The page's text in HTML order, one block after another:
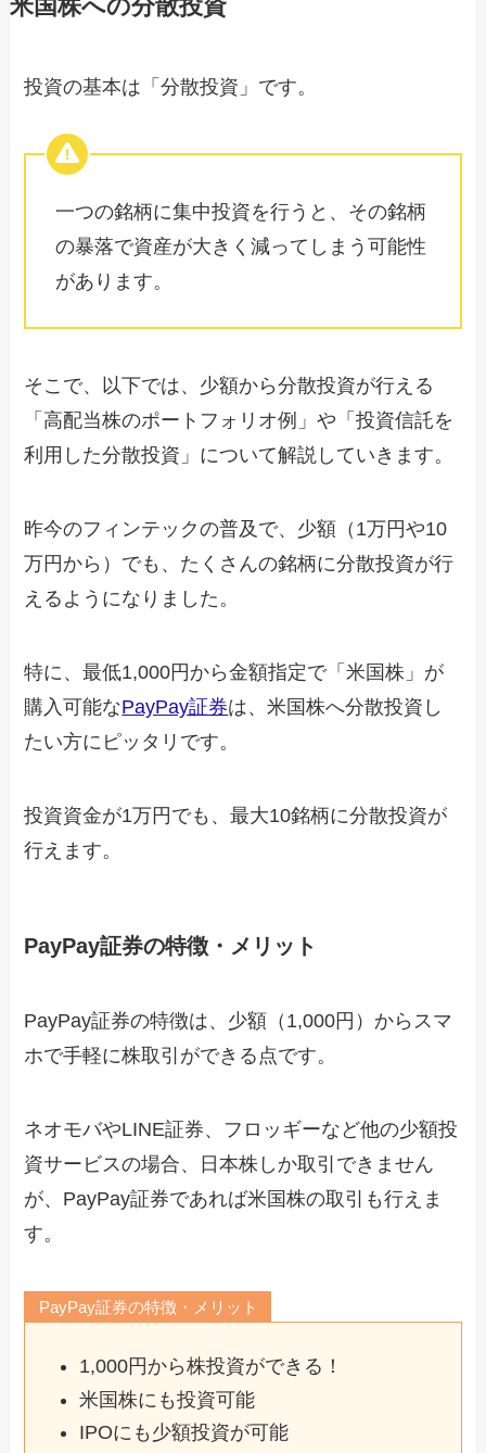
米国株への分散投資
投資の基本は「分散投資」です。
一つの銘柄に集中投資を行うと、その銘柄
の暴落で資産が大きく減ってしまう可能性
があります。
そこで、以下では、少額から分散投資が行える
「高配当株のポートフォリオ例」や「投資信託を
利用した分散投資」について解説していきます。
昨今のフィンテックの普及で、少額（1万円や10
万円から）でも、たくさんの銘柄に分散投資が行
えるようになりました。
特に、最低1,000円から金額指定で「米国株」が
購入可能なPayPay証券は、米国株へ分散投資し
たい方にピッタリです。
投資資金が1万円でも、最大10銘柄に分散投資が
行えます。
PayPay証券の特徴・メリット
PayPay証券の特徴は、少額（1,000円）からスマ
ホで手軽に株取引ができる点です。
ネオモバやLINE証券、フロッギーなど他の少額投
資サービスの場合、日本株しか取引できません
が、PayPay証券であれば米国株の取引も行えま
す。
PayPay証券の特徴・メリット
1,000円から株投資ができる！
米国株にも投資可能
IPOにも少額投資が可能